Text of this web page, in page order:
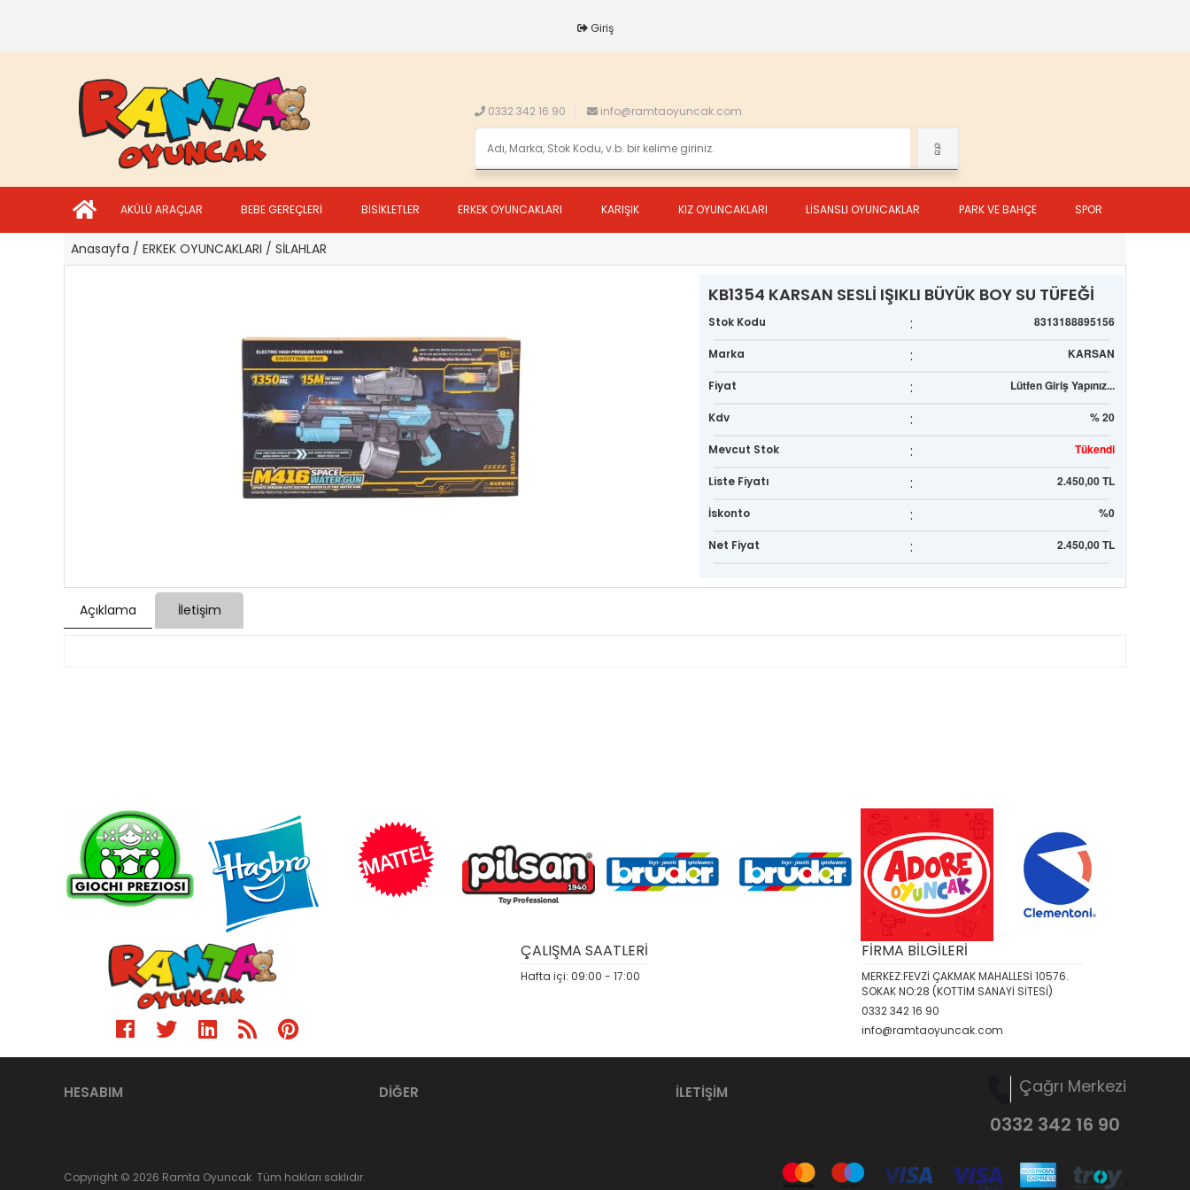
Giriş
0332 342 16 90 info@ramtaoyuncak.com
AKÜLÜ ARAÇLAR BEBE GEREÇLERİ BİSİKLETLER ERKEK OYUNCAKLARI KARIŞIK KIZ OYUNCAKLARI LİSANSLI OYUNCAKLAR PARK VE BAHÇE SPOR
Anasayfa / ERKEK OYUNCAKLARI / SİLAHLAR
KB1354 KARSAN SESLİ IŞIKLI BÜYÜK BOY SU TÜFEĞİ
Stok Kodu : 8313188895156
Marka : KARSAN
Fiyat : Lütfen Giriş Yapınız...
Kdv : % 20
Mevcut Stok : Tükendi
Liste Fiyatı : 2.450,00 TL
İskonto : %0
Net Fiyat : 2.450,00 TL
Açıklama İletişim
ÇALIŞMA SAATLERİ
Hafta içi: 09:00 - 17:00
FİRMA BİLGİLERİ
MERKEZ:FEVZİ ÇAKMAK MAHALLESİ 10576.
SOKAK NO:28 (KOTTİM SANAYİ SİTESİ)
0332 342 16 90
info@ramtaoyuncak.com
HESABIM DİĞER İLETİŞİM Çağrı Merkezi
0332 342 16 90
Copyright © 2026 Ramta Oyuncak. Tüm hakları saklıdır.